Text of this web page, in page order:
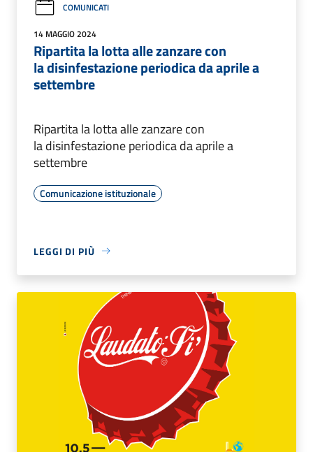
COMUNICATI
14 MAGGIO 2024
Ripartita la lotta alle zanzare con
la disinfestazione periodica da aprile a
settembre
Ripartita la lotta alle zanzare con
la disinfestazione periodica da aprile a
settembre
Comunicazione istituzionale
LEGGI DI PIÙ